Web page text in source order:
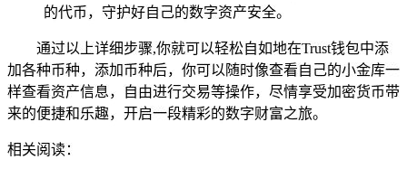
的代币，守护好自己的数字资产安全。
通过以上详细步骤,你就可以轻松自如地在Trust钱包中添
加各种币种，添加币种后，你可以随时像查看自己的小金库一
样查看资产信息，自由进行交易等操作，尽情享受加密货币带
来的便捷和乐趣，开启一段精彩的数字财富之旅。
相关阅读：